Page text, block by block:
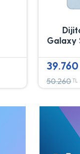
Galaxy
39.760
50.260 TL